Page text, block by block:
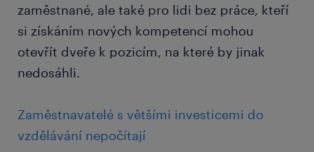
zaměstnané, ale také pro lidi bez práce, kteří
si získáním nových kompetencí mohou
otevřít dveře k pozicím, na které by jinak
nedosáhli.
Zaměstnavatelé s většími investicemi do
vzdělávání nepočítají